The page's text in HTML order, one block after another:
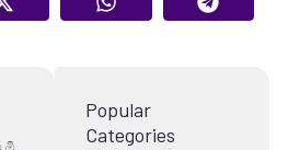
Popular
Categories